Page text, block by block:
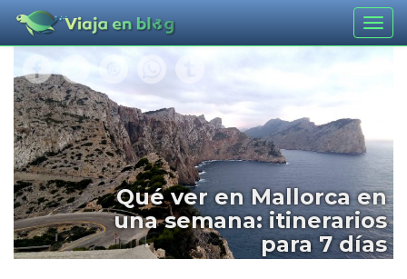
Qué ver en Mallorca en
una semana: itinerarios
para 7 días